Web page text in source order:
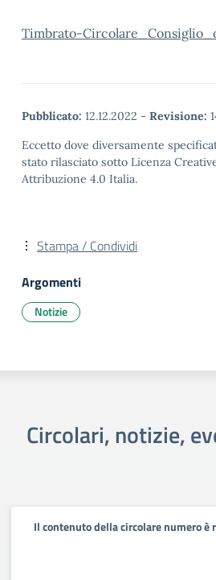
Timbrato-
Pubblicato: 12.12.2022 - Revisione:
Eccetto dove diversamente
stato rilasciato sotto Licenza
Attribuzione 4.0 Italia.
Stampa / Condividi
Argomenti
Notizie
Circolari, notizie,
Il contenuto della circolare numero è